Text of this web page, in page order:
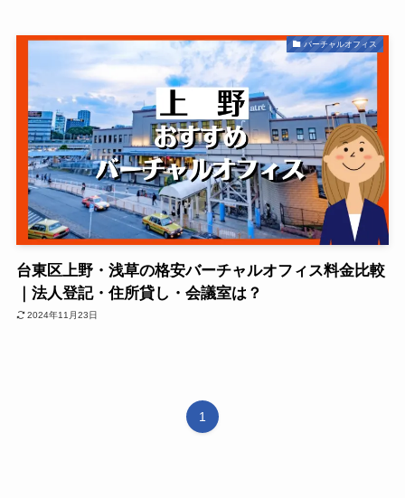
バーチャルオフィス
台東区上野・浅草の格安バーチャルオフィス料金比較
｜法人登記・住所貸し・会議室は？
2024年11月23日
1